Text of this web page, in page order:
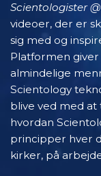
Scientologister
videoer, der er
sig med og
Platformen
almindelige
Scientology
blive ved med at
hvordan
principper hver
kirker, på